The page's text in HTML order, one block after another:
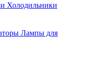
Холодильники
Лампы для